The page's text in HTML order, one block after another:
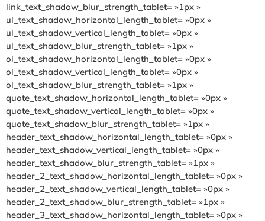
link_text_shadow_blur_strength_tablet= »1px »
ul_text_shadow_horizontal_length_tablet= »0px »
ul_text_shadow_vertical_length_tablet= »0px »
ul_text_shadow_blur_strength_tablet= »1px »
ol_text_shadow_horizontal_length_tablet= »0px »
ol_text_shadow_vertical_length_tablet= »0px »
ol_text_shadow_blur_strength_tablet= »1px »
quote_text_shadow_horizontal_length_tablet= »0px »
quote_text_shadow_vertical_length_tablet= »0px »
quote_text_shadow_blur_strength_tablet= »1px »
header_text_shadow_horizontal_length_tablet= »0px »
header_text_shadow_vertical_length_tablet= »0px »
header_text_shadow_blur_strength_tablet= »1px »
header_2_text_shadow_horizontal_length_tablet= »0px »
header_2_text_shadow_vertical_length_tablet= »0px »
header_2_text_shadow_blur_strength_tablet= »1px »
header_3_text_shadow_horizontal_length_tablet= »0px »